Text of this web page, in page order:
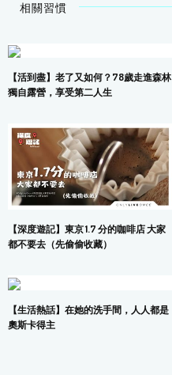
相關習慣
【活到盡】老了又如何？78歲走進森林
獨自露營，享受第二人生
【深度遊記】東京 1.7 分的咖啡店 大家
都不要去（先偷偷收藏）
【生活熱話】在她的洗手間，人人都是
奧斯卡得主